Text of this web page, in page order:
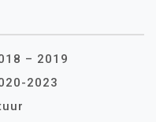
– 2019
2023